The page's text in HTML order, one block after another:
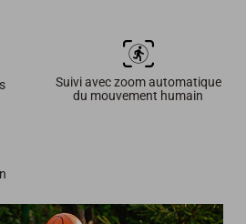
Suivi avec zoom automatique
du mouvement humain